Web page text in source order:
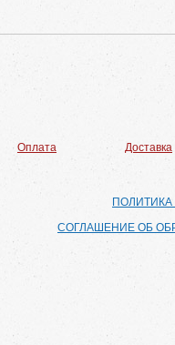
Оплата Доставка
СОГЛАШЕНИЕ ОБ